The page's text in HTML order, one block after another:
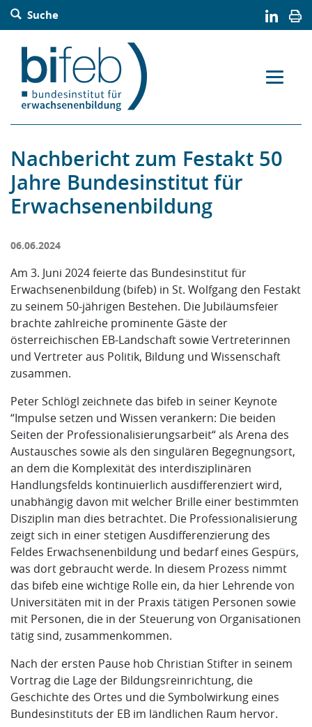
Barrierefreie Bedienung der Webseite:
Zur Navigation springen
Zur Suche springen
Zum Inhalt springen
Zur Sitemap springen
Zum Kontakt springen
Suche
Nachbericht zum Festakt 50
Jahre Bundesinstitut für
Erwachsenenbildung
06.06.2024
Am 3. Juni 2024 feierte das Bundesinstitut für
Erwachsenenbildung (bifeb) in St. Wolfgang den Festakt
zu seinem 50-jährigen Bestehen. Die Jubiläumsfeier
brachte zahlreiche prominente Gäste der
österreichischen EB-Landschaft sowie Vertreterinnen
und Vertreter aus Politik, Bildung und Wissenschaft
zusammen.
Peter Schlögl zeichnete das bifeb in seiner Keynote
“Impulse setzen und Wissen verankern: Die beiden
Seiten der Professionalisierungsarbeit“ als Arena des
Austausches sowie als den singulären Begegnungsort,
an dem die Komplexität des interdisziplinären
Handlungsfelds kontinuierlich ausdifferenziert wird,
unabhängig davon mit welcher Brille einer bestimmten
Disziplin man dies betrachtet. Die Professionalisierung
zeigt sich in einer stetigen Ausdifferenzierung des
Feldes Erwachsenenbildung und bedarf eines Gespürs,
was dort gebraucht werde. In diesem Prozess nimmt
das bifeb eine wichtige Rolle ein, da hier Lehrende von
Universitäten mit in der Praxis tätigen Personen sowie
mit Personen, die in der Steuerung von Organisationen
tätig sind, zusammenkommen.
Nach der ersten Pause hob Christian Stifter in seinem
Vortrag die Lage der Bildungsreinrichtung, die
Geschichte des Ortes und die Symbolwirkung eines
Bundesinstituts der EB im ländlichen Raum hervor.